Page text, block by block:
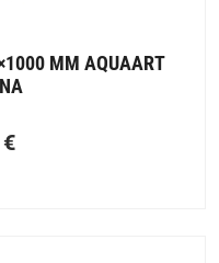
MM AQUAART
€